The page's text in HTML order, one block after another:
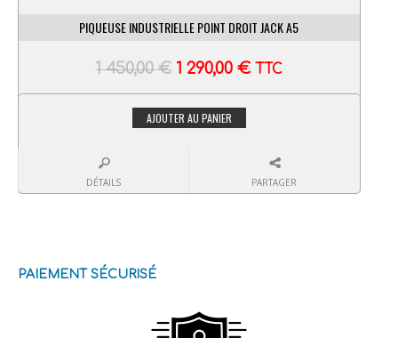
PIQUEUSE INDUSTRIELLE POINT DROIT JACK A5
1 450,00€ 1 290,00€ TTC
AJOUTER AU PANIER
DÉTAILS PARTAGER
PAIEMENT SÉCURISÉ